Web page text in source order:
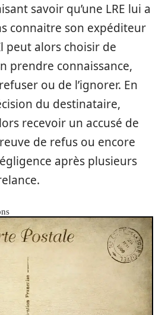
savoir qu’une LRE lui a
connaitre son expéditeur
peut alors choisir de
prendre connaissance,
ou de l’ignorer. En
du destinataire,
recevoir un accusé de
de refus ou encore
après plusieurs